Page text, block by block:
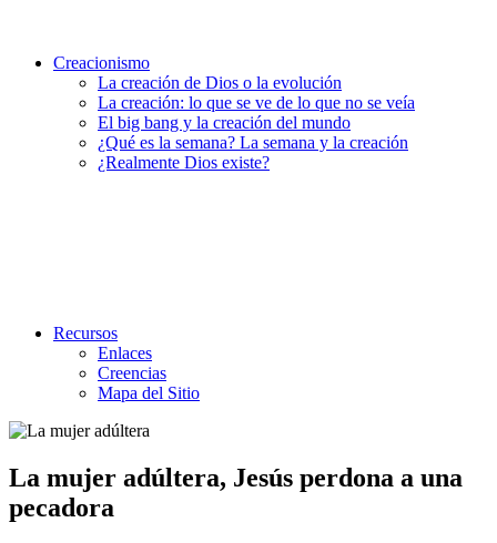
Creacionismo
La creación de Dios o la evolución
La creación: lo que se ve de lo que no se veía
El big bang y la creación del mundo
¿Qué es la semana? La semana y la creación
¿Realmente Dios existe?
Recursos
Enlaces
Creencias
Mapa del Sitio
La mujer adúltera, Jesús perdona a una
pecadora